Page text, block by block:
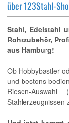
über 123Stahl-
Stahl, Edelstahl
Rohrzubehör,
aus Hamburg!
Ob Hobbybastler
und bestens
Riesen-
Stahlerzeugnissen